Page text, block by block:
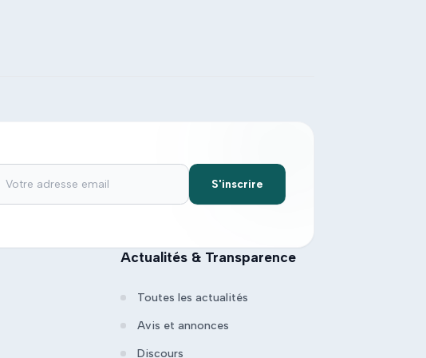
S'inscrire
Actualités & Transparence
Toutes les actualités
Avis et annonces
Discours